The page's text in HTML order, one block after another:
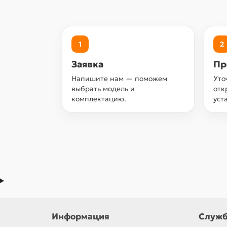
1
Заявка
Напишите нам — поможем
выбрать модель и
комплектацию.
2
Информация